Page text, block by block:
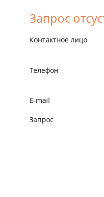
Запрос
Контактное лицо
Телефон
E-mail
Запрос